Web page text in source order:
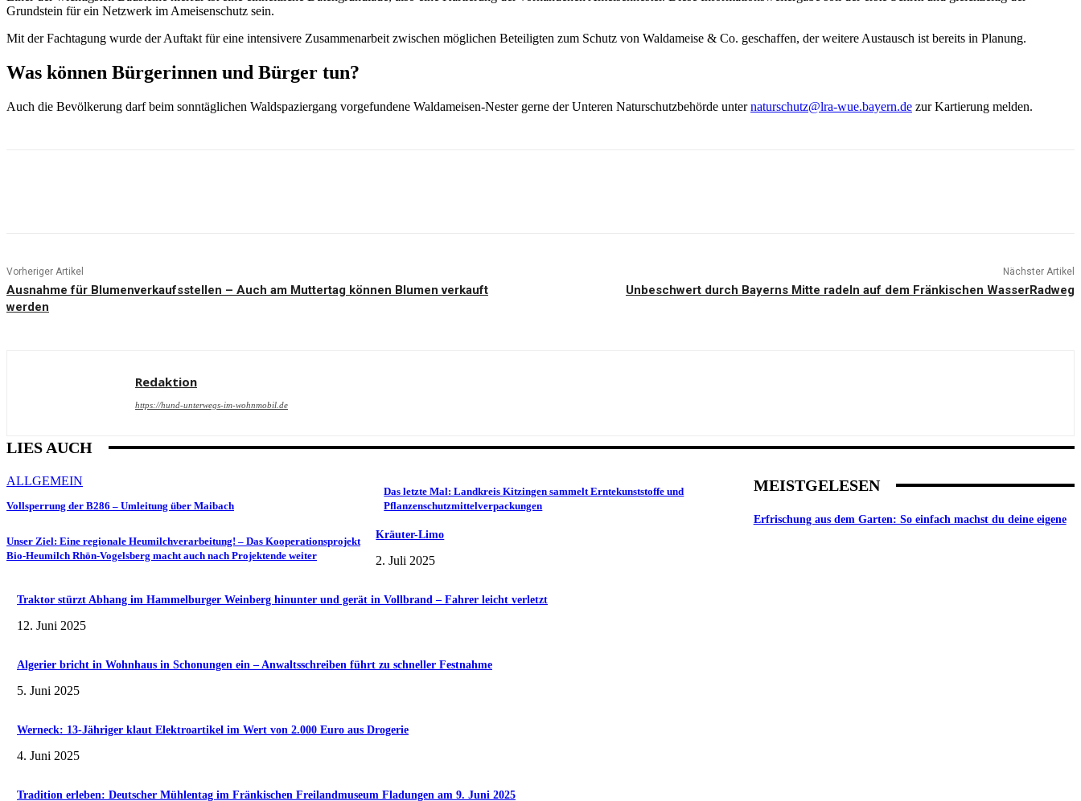
Grundstein für ein Netzwerk im Ameisenschutz sein.
Mit der Fachtagung wurde der Auftakt für eine intensivere Zusammenarbeit zwischen möglichen Beteiligten zum Schutz von Waldameise & Co. geschaffen, der weitere Austausch ist bereits in Planung.
Was können Bürgerinnen und Bürger tun?
Auch die Bevölkerung darf beim sonntäglichen Waldspaziergang vorgefundene Waldameisen-Nester gerne der Unteren Naturschutzbehörde unternaturschutz@lra-wue.bayern.de zur Kartierung melden.
Vorheriger Artikel
Ausnahme für Blumenverkaufsstellen – Auch am Muttertag können Blumen verkauft
werden
Nächster Artikel
Unbeschwert durch Bayerns Mitte radeln auf dem Fränkischen WasserRadweg
Redaktion
https://hund-unterwegs-im-wohnmobil.de
LIES AUCH
ALLGEMEIN
Vollsperrung der B286 – Umleitung über Maibach
Das letzte Mal: Landkreis Kitzingen sammelt Erntekunststoffe und
Pflanzenschutzmittelverpackungen
Unser Ziel: Eine regionale Heumilchverarbeitung! – Das Kooperationsprojekt
Bio-Heumilch Rhön-Vogelsberg macht auch nach Projektende weiter
MEISTGELESEN
Erfrischung aus dem Garten: So einfach machst du deine eigene
Kräuter-Limo
2. Juli 2025
Traktor stürzt Abhang im Hammelburger Weinberg hinunter und gerät in Vollbrand – Fahrer leicht verletzt
12. Juni 2025
Algerier bricht in Wohnhaus in Schonungen ein – Anwaltsschreiben führt zu schneller Festnahme
5. Juni 2025
Werneck: 13-Jähriger klaut Elektroartikel im Wert von 2.000 Euro aus Drogerie
4. Juni 2025
Tradition erleben: Deutscher Mühlentag im Fränkischen Freilandmuseum Fladungen am 9. Juni 2025